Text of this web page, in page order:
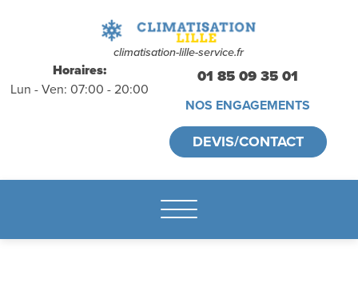
climatisation-lille-service.fr
Horaires:
Lun - Ven: 07:00 - 20:00
01 85 09 35 01
NOS ENGAGEMENTS
DEVIS/CONTACT
déplacements
gratuitssans
engagement
appelez-nous :
01.85.09.35.01